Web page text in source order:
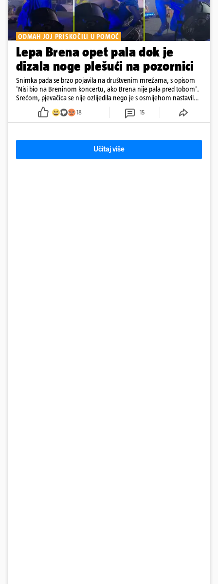
ODMAH JOJ PRISKOČILI U POMOĆ
Lepa Brena opet pala dok je
dizala noge plešući na pozornici
Snimka pada se brzo pojavila na društvenim mrežama, s opisom
'Nisi bio na Breninom koncertu, ako Brena nije pala pred tobom'.
Srećom, pjevačica se nije ozlijedila nego je s osmijehom nastavila
18 15
Učitaj više